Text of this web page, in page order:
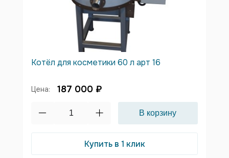
Котёл для косметики 60 л арт 16
Цена: 187 000 ₽
Купить в 1 клик